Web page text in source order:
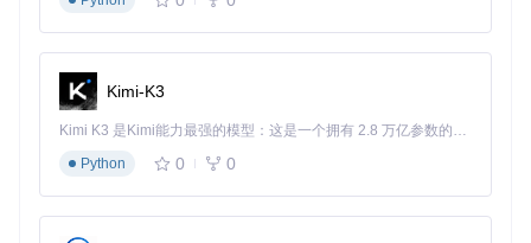
场景实践：四大核心业务场景解决方案
企业通知自动化方案
业务痛点
通知成本高且无法携带富媒体内容。
解决方案：利用SDK的消息推送模块，实现企业微信应用内通
知、群聊通知与个人通知的精准送达。支持文本、图片、文
件、markdown等多种格式，满足不同场景的信息传递需求。
Kimi-K3
Kimi K3 是Kimi能力最强的模型：这是一个拥有 2.8 万亿参数的混合专家（MoE）模型，具备原生视觉理解能力，并支持 100 万 token 的上下文窗口。
Python
0 0